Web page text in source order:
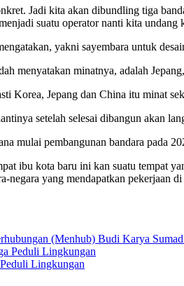
Jadi kita akan dibundling tiga
suatu operator nanti kita
yakni sayembara untuk
menyatakan minatnya, adalah
Korea, Jepang dan China itu minat
setelah selesai dibangun akan
mulai pembangunan bandara pada
ibu kota baru ini kan suatu tempat
negara yang mendapatkan pekerjaan
(Menhub) Budi Karya
Lingkungan